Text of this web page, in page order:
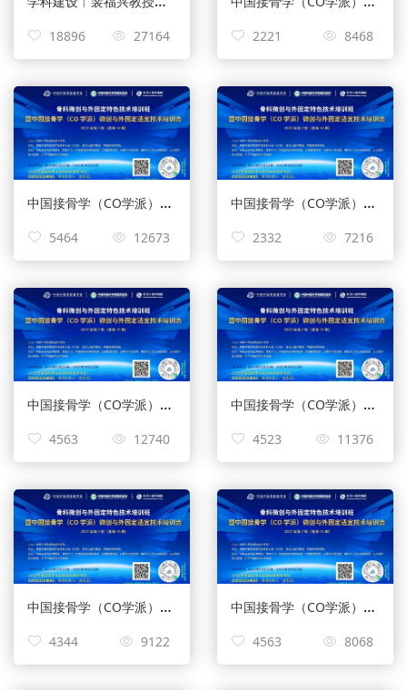
18896 27164 2221 8468
中国接骨学（CO学派）微创与外固定适宜技术培训会
5464 12673
中国接骨学（CO学派）微创与外固定适宜技术培训会
2332 7216
中国接骨学（CO学派）微创与外固定适宜技术培训会
4563 12740
中国接骨学（CO学派）微创与外固定适宜技术培训会
4523 11376
中国接骨学（CO学派）微创与外固定适宜技术培训会
4344 9122
中国接骨学（CO学派）微创与外固定适宜技术培训会
4563 8068